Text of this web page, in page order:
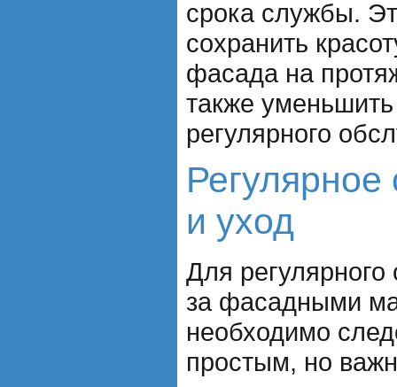
срока службы.
сохранить
фасада на
также
регулярного
и уход
Для
за фасадными
необходимо
простым, но